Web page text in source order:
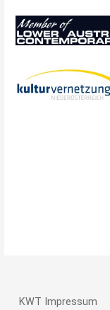
KWT Impressum